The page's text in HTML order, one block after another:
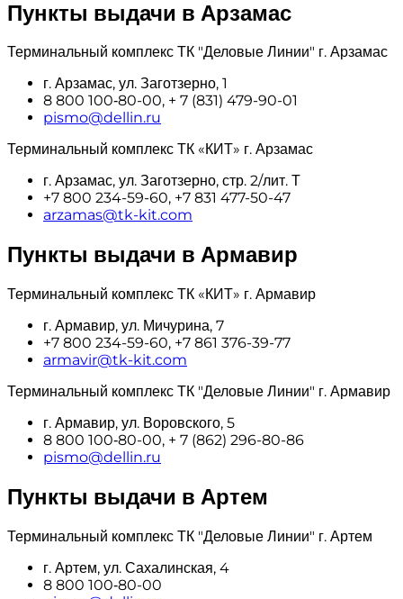
Пункты выдачи в Арзамас
Терминальный комплекс ТК "Деловые Линии" г. Арзамас
г. Арзамас, ул. Заготзерно, 1
8 800 100‑80-00, + 7 (831) 479-90-01
pismo@dellin.ru
Терминальный комплекс ТК «КИТ» г. Арзамас
г. Арзамас, ул. Заготзерно, стр. 2/лит. Т
+7 800 234-59-60, +7 831 477-50-47
arzamas@tk-kit.com
Пункты выдачи в Армавир
Терминальный комплекс ТК «КИТ» г. Армавир
г. Армавир, ул. Мичурина, 7
+7 800 234-59-60, +7 861 376-39-77
armavir@tk-kit.com
Терминальный комплекс ТК "Деловые Линии" г. Армавир
г. Армавир, ул. Воровского, 5
8 800 100‑80-00, + 7 (862) 296-80-86
pismo@dellin.ru
Пункты выдачи в Артем
Терминальный комплекс ТК "Деловые Линии" г. Артем
г. Артем, ул. Сахалинская, 4
8 800 100‑80-00